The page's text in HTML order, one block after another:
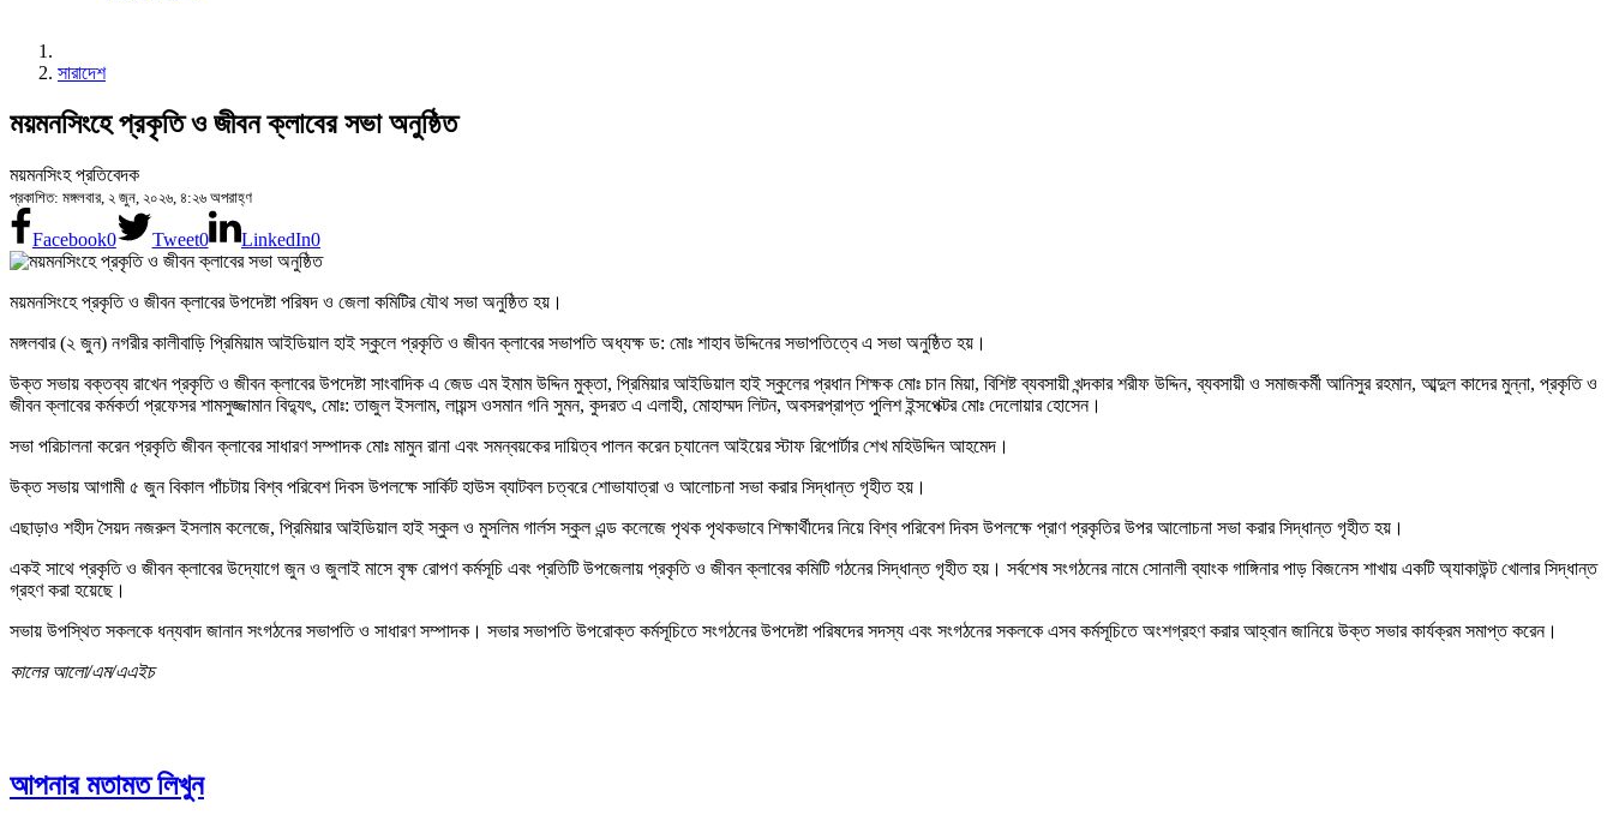
সারাদেশ
ময়মনসিংহে প্রকৃতি ও জীবন ক্লাবের সভা অনুষ্ঠিত
ময়মনসিংহ প্রতিবেদক
প্রকাশিত: মঙ্গলবার, ২ জুন, ২০২৬, ৪:২৬ অপরাহ্ণ
Facebook0 Tweet0 LinkedIn0
ময়মনসিংহে প্রকৃতি ও জীবন ক্লাবের উপদেষ্টা পরিষদ ও জেলা কমিটির যৌথ সভা অনুষ্ঠিত হয়।
মঙ্গলবার (২ জুন) নগরীর কালীবাড়ি প্রিমিয়াম আইডিয়াল হাই স্কুলে প্রকৃতি ও জীবন ক্লাবের সভাপতি অধ্যক্ষ ড: মোঃ শাহাব উদ্দিনের সভাপতিত্বে এ সভা অনুষ্ঠিত হয়।
উক্ত সভায় বক্তব্য রাখেন প্রকৃতি ও জীবন ক্লাবের উপদেষ্টা সাংবাদিক এ জেড এম ইমাম উদ্দিন মুক্তা, প্রিমিয়ার আইডিয়াল হাই স্কুলের প্রধান শিক্ষক মোঃ চান মিয়া, বিশিষ্ট ব্যবসায়ী খন্দকার শরীফ উদ্দিন, ব্যবসায়ী ও সমাজকর্মী আনিসুর রহমান, আব্দুল কাদের মুন্না, প্রকৃতি ও
জীবন ক্লাবের কর্মকর্তা প্রফেসর শামসুজ্জামান বিদ্যুৎ, মোঃ: তাজুল ইসলাম, লায়ন্স ওসমান গনি সুমন, কুদরত এ এলাহী, মোহাম্মদ লিটন, অবসরপ্রাপ্ত পুলিশ ইন্সপেক্টর মোঃ দেলোয়ার হোসেন।
সভা পরিচালনা করেন প্রকৃতি জীবন ক্লাবের সাধারণ সম্পাদক মোঃ মামুন রানা এবং সমন্বয়কের দায়িত্ব পালন করেন চ্যানেল আইয়ের স্টাফ রিপোর্টার শেখ মহিউদ্দিন আহমেদ।
উক্ত সভায় আগামী ৫ জুন বিকাল পাঁচটায় বিশ্ব পরিবেশ দিবস উপলক্ষে সার্কিট হাউস ব্যাটবল চত্বরে শোভাযাত্রা ও আলোচনা সভা করার সিদ্ধান্ত গৃহীত হয়।
এছাড়াও শহীদ সৈয়দ নজরুল ইসলাম কলেজে, প্রিমিয়ার আইডিয়াল হাই স্কুল ও মুসলিম গার্লস স্কুল এন্ড কলেজে পৃথক পৃথকভাবে শিক্ষার্থীদের নিয়ে বিশ্ব পরিবেশ দিবস উপলক্ষে প্রাণ প্রকৃতির উপর আলোচনা সভা করার সিদ্ধান্ত গৃহীত হয়।
একই সাথে প্রকৃতি ও জীবন ক্লাবের উদ্যোগে জুন ও জুলাই মাসে বৃক্ষ রোপণ কর্মসূচি এবং প্রতিটি উপজেলায় প্রকৃতি ও জীবন ক্লাবের কমিটি গঠনের সিদ্ধান্ত গৃহীত হয়। সর্বশেষ সংগঠনের নামে সোনালী ব্যাংক গাঙ্গিনার পাড় বিজনেস শাখায় একটি অ্যাকাউন্ট খোলার সিদ্ধান্ত
গ্রহণ করা হয়েছে।
সভায় উপস্থিত সকলকে ধন্যবাদ জানান সংগঠনের সভাপতি ও সাধারণ সম্পাদক। সভার সভাপতি উপরোক্ত কর্মসূচিতে সংগঠনের উপদেষ্টা পরিষদের সদস্য এবং সংগঠনের সকলকে এসব কর্মসূচিতে অংশগ্রহণ করার আহ্বান জানিয়ে উক্ত সভার কার্যক্রম সমাপ্ত করেন।
কালের আলো/এম/এএইচ
আপনার মতামত লিখুন